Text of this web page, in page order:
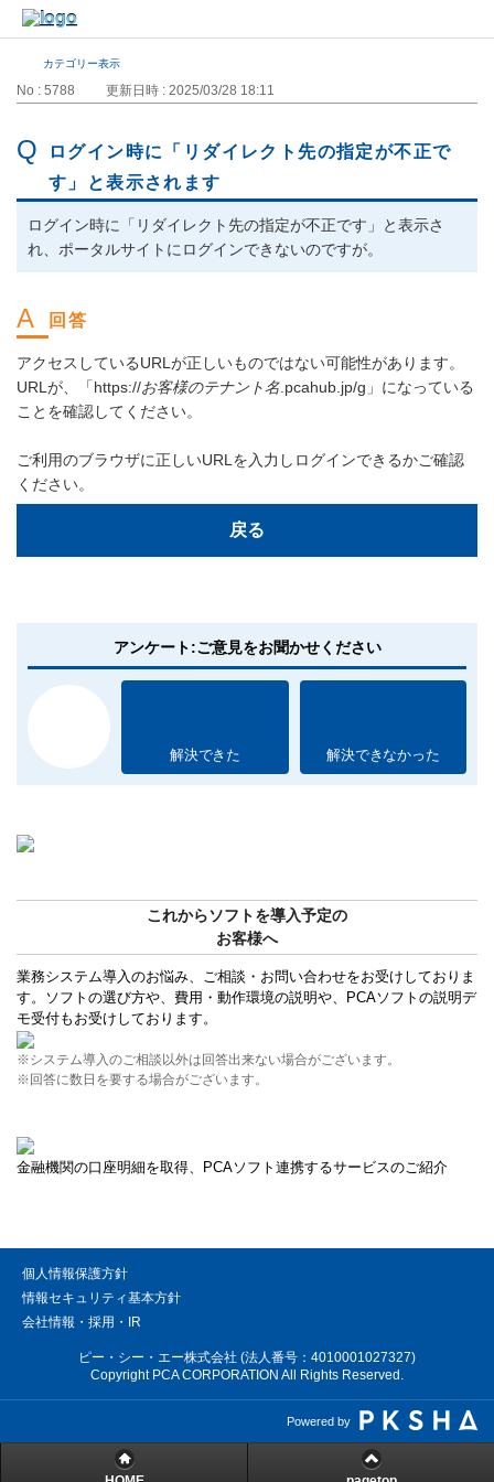
カテゴリー表示
No : 5788 更新日時 : 2025/03/28 18:11
ログイン時に「リダイレクト先の指定が不正で
す」と表示されます
ログイン時に「リダイレクト先の指定が不正です」と表示さ
れ、ポータルサイトにログインできないのですが。
アクセスしているURLが正しいものではない可能性があります。
URLが、「https://お客様のテナント名.pcahub.jp/g」になっている
ことを確認してください。
ご利用のブラウザに正しいURLを入力しログインできるかご確認
ください。
戻る
アンケート:ご意見をお聞かせください
解決できた 解決できなかった
これからソフトを導入予定の
お客様へ
業務システム導入のお悩み、ご相談・お問い合わせをお受けしておりま
す。ソフトの選び方や、費用・動作環境の説明や、PCAソフトの説明デ
モ受付もお受けしております。
※システム導入のご相談以外は回答出来ない場合がございます。
※回答に数日を要する場合がございます。
金融機関の口座明細を取得、PCAソフト連携するサービスのご紹介
個人情報保護方針
情報セキュリティ基本方針
会社情報・採用・IR
ピー・シー・エー株式会社 (法人番号：4010001027327)
Copyright PCA CORPORATION All Rights Reserved.
Powered by